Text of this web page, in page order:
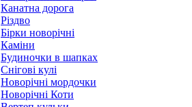
Канатна дорога
Різдво
Бірки новорічні
Каміни
Будиночки в шапках
Снігові кулі
Новорічні мордочки
Новорічні Коти